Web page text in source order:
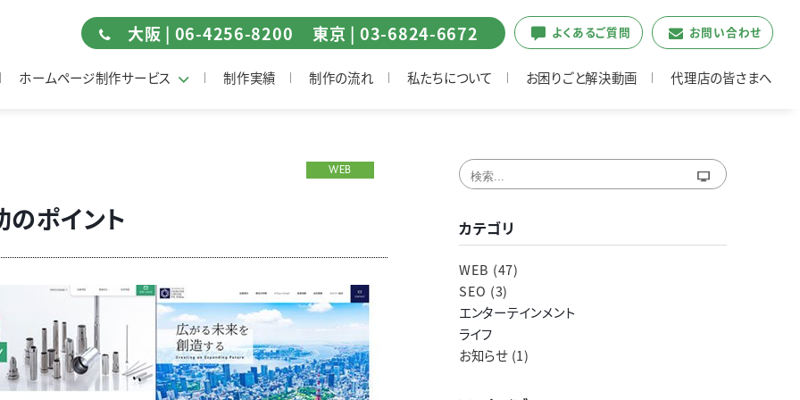
大阪 | 06-4256-8200 東京 | 03-6824-6672 よくあるご質問 お問い合わせ
ホームページ制作サービス 制作実績 制作の流れ 私たちについて お困りごと解決動画 代理店の皆さまへ
WEB
ポイント カテゴリ
WEB (47)
SEO (3)
エンターテインメント
ライフ
お知らせ (1)